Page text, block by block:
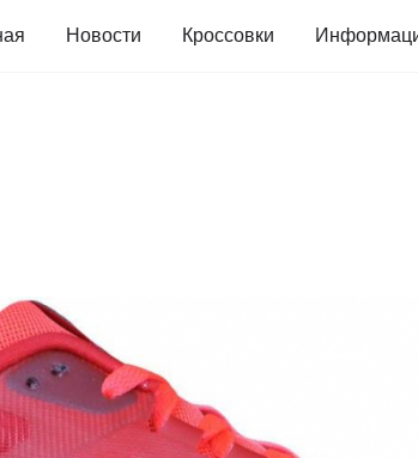
Новости Кроссовки